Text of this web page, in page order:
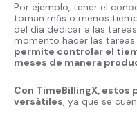
Por ejemplo, tener el
toman más o menos
del día dedicar a las
momento hacer las tareas
permite controlar el
meses de manera
Con TimeBillingX, estos
versátiles, ya que se